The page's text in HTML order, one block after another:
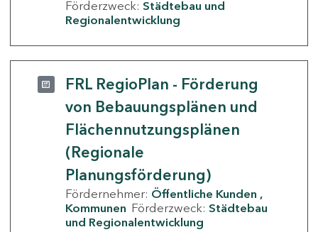
Förderzweck: Städtebau und
Regionalentwicklung
FRL RegioPlan - Förderung
von Bebauungsplänen und
Flächennutzungsplänen
(Regionale
Planungsförderung)
Fördernehmer: Öffentliche Kunden
Kommunen Förderzweck: Städtebau
und Regionalentwicklung